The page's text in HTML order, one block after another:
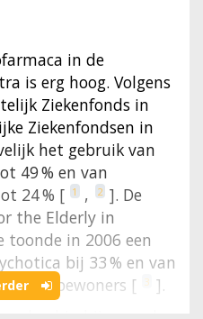
in de
is erg hoog. Volgens
Ziekenfonds in
Ziekenfondsen in
het gebruik van
49 % en van
24 % [ 1 , 2]. De
the Elderly in
toonde in 2006 een
bij 33 % en van
de bewoners [
3 ].